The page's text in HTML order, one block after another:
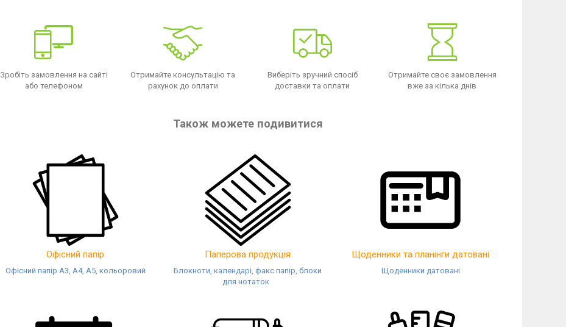
Зробіть замовлення на сайті
або телефоном
Отримайте консультацію та
рахунок до оплати
Виберіть зручний спосіб
доставки та оплати
Отримайте своє замовлення
вже за кілька днів
Також можете подивитися
Офісний папір
Офісний папір А3, А4, А5, кольоровий
Паперова продукція
Блокноти, календарі, факс папір, блоки
для нотаток
Щоденники та планінги датовані
Щоденники датовані